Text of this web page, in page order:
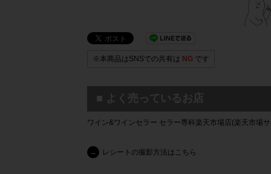
※本商品はSNSでの共有は NG です
■ よく売っているお店
ワイン&ワインセラー セラー専科楽天市場店(楽天市場
→ レシートの撮影方法はこちら